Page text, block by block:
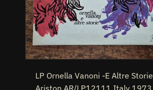
LP Ornella Vanoni -E Altre Storie